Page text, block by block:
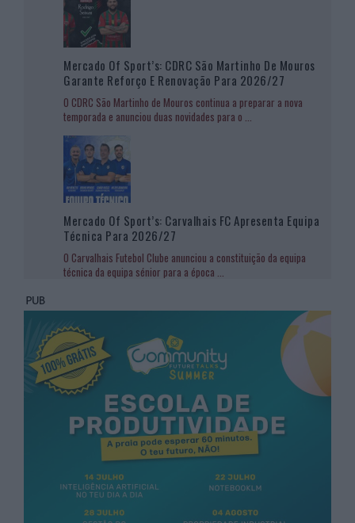
Mercado Of Sport’s: CDRC São Martinho De Mouros
Garante Reforço E Renovação Para 2026/27
O CDRC São Martinho de Mouros continua a preparar a nova
temporada e anunciou duas novidades para o ...
Mercado Of Sport’s: Carvalhais FC Apresenta Equipa
Técnica Para 2026/27
O Carvalhais Futebol Clube anunciou a constituição da equipa
técnica da equipa sénior para a época ...